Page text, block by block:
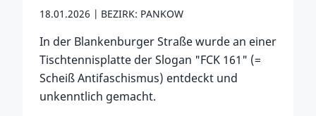
18.01.2026 BEZIRK: PANKOW
In der Blankenburger Straße wurde an einer
Tischtennisplatte der Slogan "FCK 161" (=
Scheiß Antifaschismus) entdeckt und
unkenntlich gemacht.